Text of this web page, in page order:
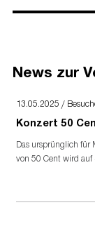
News zur
13.05.2025 /
Konzert 50
Das ursprünglich für
von 50 Cent wird